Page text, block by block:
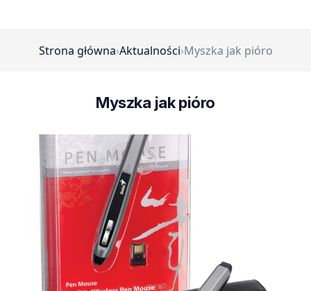
Strona główna›Aktualności›Myszka jak pióro
Myszka jak pióro